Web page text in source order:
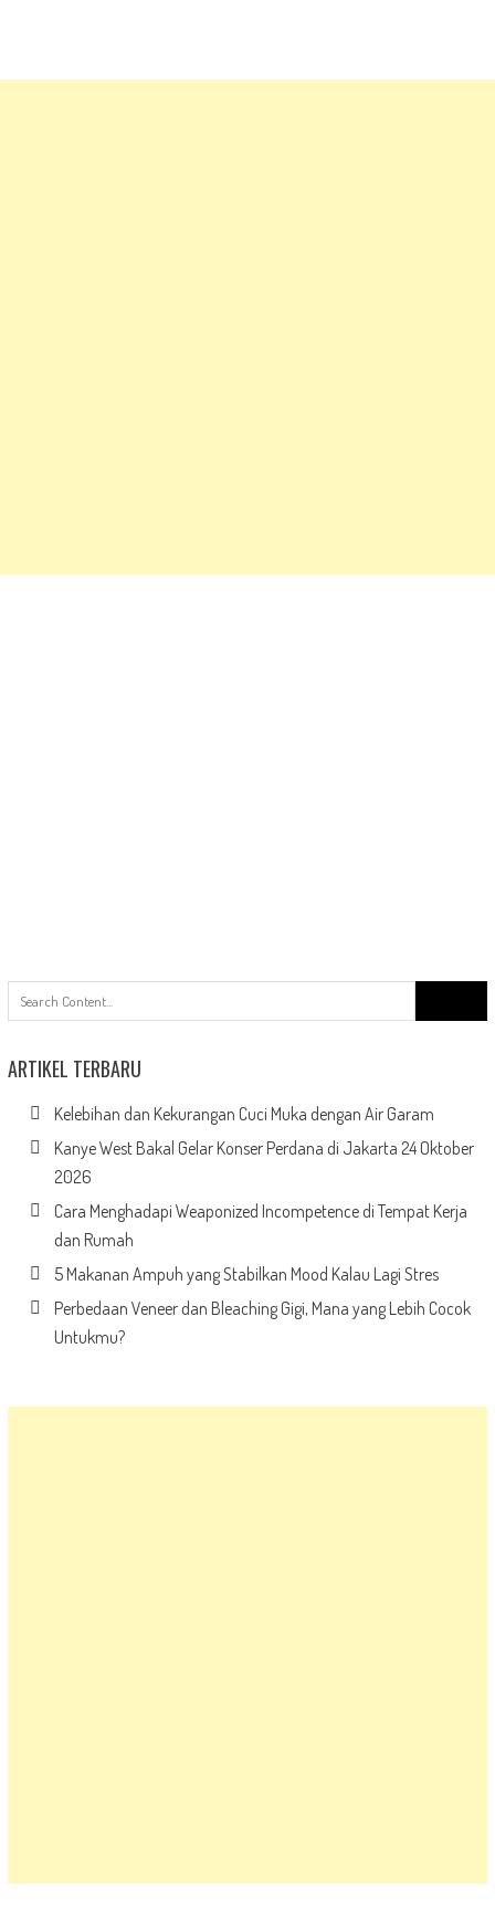
for:
ARTIKEL TERBARU
Kelebihan dan Kekurangan Cuci Muka dengan Air Garam
Kanye West Bakal Gelar Konser Perdana di Jakarta 24 Oktober
2026
Cara Menghadapi Weaponized Incompetence di Tempat Kerja
dan Rumah
5 Makanan Ampuh yang Stabilkan Mood Kalau Lagi Stres
Perbedaan Veneer dan Bleaching Gigi, Mana yang Lebih Cocok
Untukmu?